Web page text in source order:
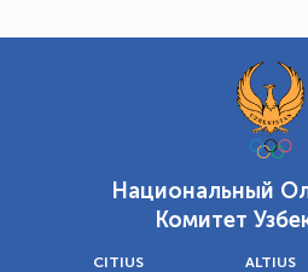
Национальный
Комитет
CITIUS ALTIUS